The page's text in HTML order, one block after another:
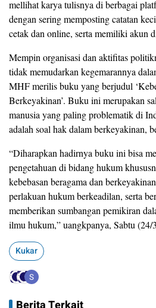
mellihat karya tulisnya di berbagai
dengan sering memposting catatan
cetak dan online, serta memiliki akun
Mempin organisasi dan aktifitas
tidak memudarkan kegemarannya
MHF merilis buku yang berjudul
Berkeyakinan’. Buku ini merupakan
manusia yang paling problematik di
adalah soal hak dalam berkeyakinan,
“Diharapkan hadirnya buku ini bisa
pengetahuan di bidang hukum
kebebasan beragama dan
perlakuan hukum berkeadilan, serta
memberikan sumbangan pemikiran
ilmu hukum,” uangkpanya, Sabtu (24/
Kukar